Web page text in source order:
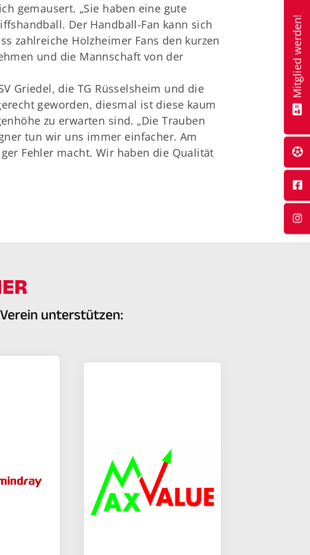
gemausert. „Sie haben eine gute
Der Handball-Fan kann sich
zahlreiche Holzheimer Fans den kurzen
und die Mannschaft von der
Griedel, die TG Rüsselsheim und die
geworden, diesmal ist diese kaum
zu erwarten sind. „Die Trauben
tun wir uns immer einfacher. Am
Fehler macht. Wir haben die Qualität
unterstützen:
Mitglied werden!